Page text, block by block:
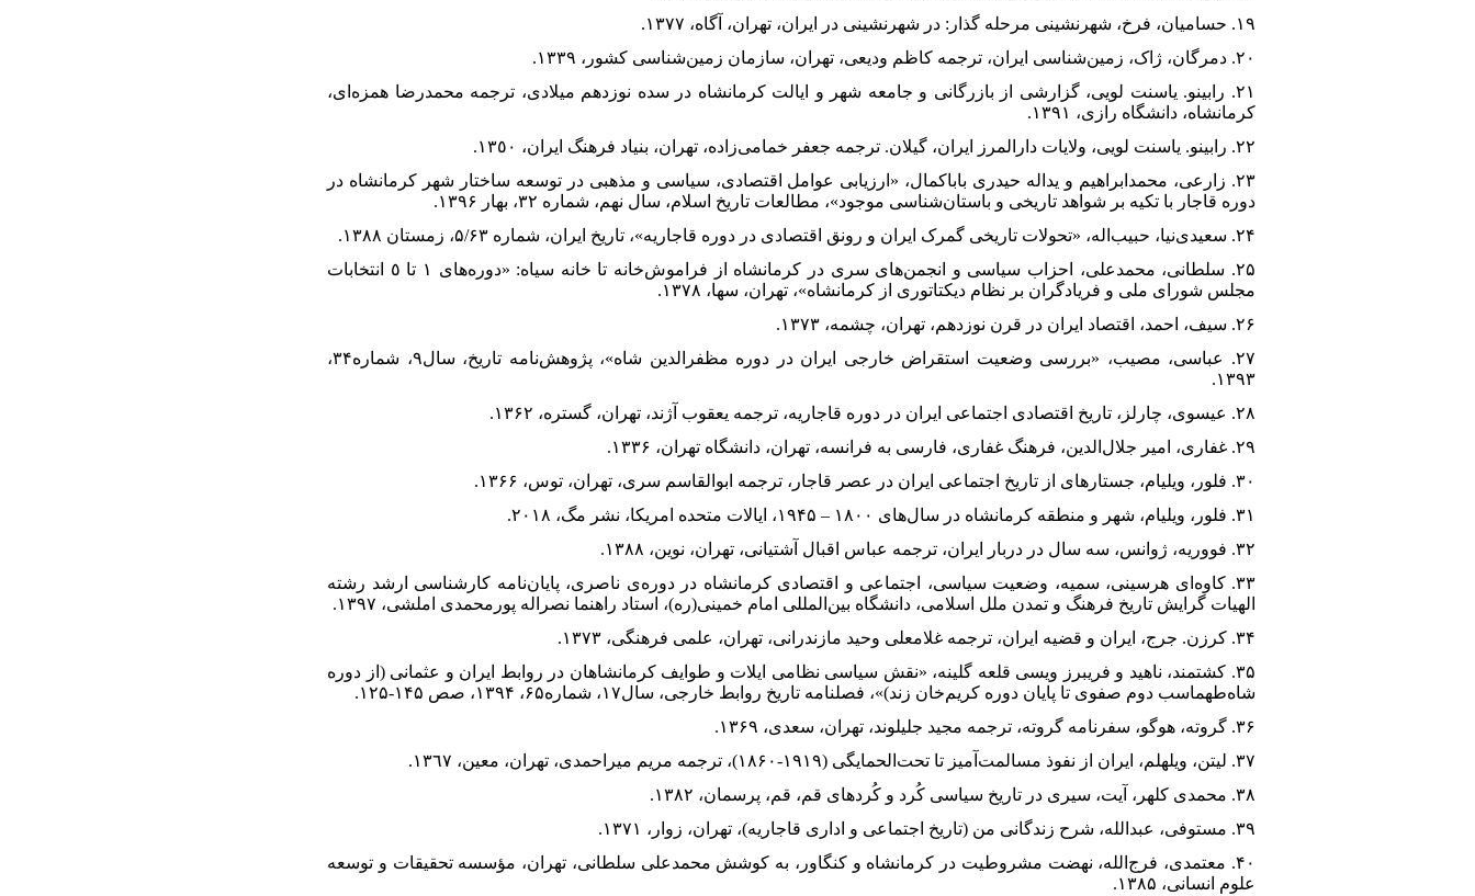
۱۹. حسامیان، فرخ، شهرنشینی مرحله گذار: در شهرنشینی در ایران، تهران، آگاه، ۱۳۷۷.
۲۰. دمرگان، ژاک، زمین‌شناسی ایران، ترجمه کاظم ودیعی، تهران، سازمان زمین‌شناسی کشور، ۱۳۳۹.
۲۱. رابینو. یاسنت لویی، گزارشی از بازرگانی و جامعه شهر و ایالت کرمانشاه در سده نوزدهم میلادی، ترجمه محمدرضا همزه‌ای،
کرمانشاه، دانشگاه رازی، ۱۳۹۱.
۲۲. رابینو. یاسنت لویی، ولایات دارالمرز ایران، گیلان. ترجمه جعفر خمامی‌زاده، تهران، بنیاد فرهنگ ایران، ١٣٥٠.
۲۳. زارعی، محمدابراهیم و یداله حیدری باباکمال، «ارزیابی عوامل اقتصادی، سیاسی و مذهبی در توسعه ساختار شهر کرمانشاه در
دوره قاجار با تکیه بر شواهد تاریخی و باستان‌شناسی موجود»، مطالعات تاریخ اسلام، سال نهم، شماره ۳۲، بهار ۱۳۹۶.
۲۴. سعیدی‌نیا، حبیب‌اله، «تحولات تاریخی گمرک ایران و رونق اقتصادی در دوره‌ قاجاریه»، تاریخ ایران، شماره ۵/۶۳، زمستان ۱۳۸۸.
۲۵. سلطانی، محمدعلی، احزاب سیاسی و انجمن‌های سری در کرمانشاه از فراموش‌خانه تا خانه سیاه: «دوره‌های ١ تا ٥ انتخابات
مجلس شورای ملی و فریادگران بر نظام دیکتاتوری از کرمانشاه»، تهران، سها، ١٣٧٨.
۲۶. سیف، احمد، اقتصاد ایران در قرن نوزدهم، تهران، چشمه، ۱۳۷۳.
۲۷. عباسی، مصیب، «بررسی وضعیت استقراض خارجی ایران در دوره مظفرالدین شاه»، پژوهش‌نامه تاریخ، سال۹، شماره۳۴،
۱۳۹۳.
۲۸. عیسوی، چارلز، تاریخ اقتصادی اجتماعی ایران در دوره قاجاریه، ترجمه یعقوب آژند، تهران، گستره، ۱۳۶۲.
۲۹. غفاری، امیر جلال‌الدین، فرهنگ غفاری، فارسی به فرانسه، تهران، دانشگاه تهران، ۱۳۳۶.
۳۰. فلور، ویلیام، جستارهای از تاریخ اجتماعی ایران در عصر قاجار، ترجمه ابوالقاسم سری، تهران، توس، ۱۳۶۶.
۳۱. فلور، ویلیام، شهر و منطقه کرمانشاه در سال‌های ۱۸۰۰ – ۱۹۴۵، ایالات متحده امریکا، نشر مگ، ۲۰۱۸.
۳۲. فووریه، ژوانس، سه سال در دربار ایران، ترجمه عباس اقبال آشتیانی، تهران، نوین، ۱۳۸۸.
۳۳. کاوه‌ای هرسینی، سمیه، وضعیت سیاسی، اجتماعی و اقتصادی کرمانشاه در دوره‌ی ناصری، پایان‌نامه کارشناسی ارشد رشته
الهیات گرایش تاریخ فرهنگ و تمدن ملل اسلامی، دانشگاه بین‌المللی امام خمینی(ره)، استاد راهنما نصراله پورمحمدی املشی، ۱۳۹۷.
۳۴. کرزن. جرج، ایران و قضیه ایران، ترجمه غلامعلی وحید مازندرانی، تهران، علمی فرهنگی، ۱۳۷۳.
۳۵. کشتمند، ناهید و فریبرز ویسی قلعه گلینه، «نقش سیاسی نظامی ایلات و طوایف کرمانشاهان در روابط ایران و عثمانی (از دوره
شاه‌طهماسب دوم صفوی تا پایان دوره کریم‌خان زند)»، فصلنامه تاریخ روابط خارجی، سال۱۷، شماره۶۵، ۱۳۹۴، صص ۱۴۵-۱۲۵.
۳۶. گروته، هوگو، سفرنامه گروته، ترجمه مجید جلیلوند، تهران، سعدی، ۱۳۶۹.
۳۷. لیتن، ویلهلم، ایران از نفوذ مسالمت‌آمیز تا تحت‌الحمایگی (١٩١٩-۱۸۶۰)، ترجمه مریم میراحمدی، تهران، معین، ١٣٦٧.
۳۸. محمدی کلهر، آیت، سیری در تاریخ سیاسی کُرد و کُردهای قم، قم، پرسمان، ۱۳۸۲.
۳۹. مستوفی، عبدالله، شرح زندگانی من (تاریخ اجتماعی و اداری قاجاریه)، تهران، زوار، ۱۳۷۱.
۴۰. معتمدی، فرج‌الله، نهضت مشروطیت در کرمانشاه و کنگاور، به کوشش محمدعلی سلطانی، تهران، مؤسسه تحقیقات و توسعه
علوم انسانی، ۱۳۸۵.